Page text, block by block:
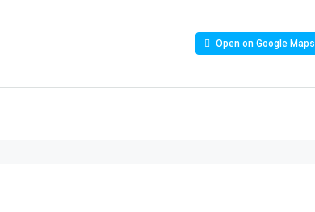
Open on Google Maps